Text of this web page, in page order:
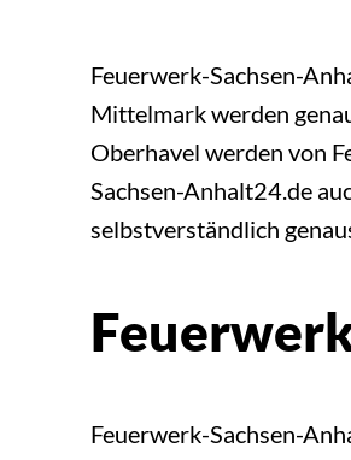
Feuerwerk-Sachsen-
Mittelmark werden
Oberhavel werden von
Sachsen-Anhalt24.de
selbstverständlich
Feuerwerk-Sachsen-